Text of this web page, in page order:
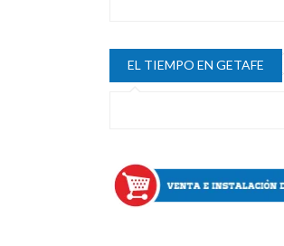
EL TIEMPO EN GETAFE